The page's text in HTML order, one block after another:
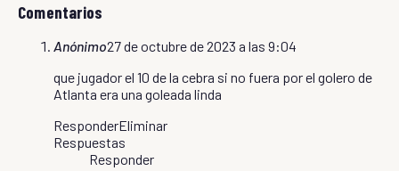
Comentarios
Anónimo27 de octubre de 2023 a las 9:04
que jugador el 10 de la cebra si no fuera por el golero de
Atlanta era una goleada linda
ResponderEliminar
Respuestas
Responder